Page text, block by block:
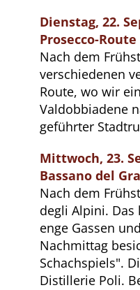
Dienstag, 22.
Prosecco-Route
Nach dem
verschiedenen
Route, wo wir
Valdobbiadene
geführter
Mittwoch, 23.
Bassano del
Nach dem
degli Alpini. Das
enge Gassen
Nachmittag
Schachspiels".
Distillerie Poli.